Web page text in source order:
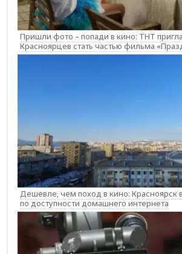
Пришли фото – попади в кино: ТНТ
Красноярцев стать частью фильма
Дешевле, чем поход в кино: Красноярск
по доступности домашнего интернета